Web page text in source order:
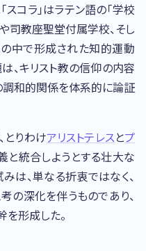
コラ」はラテン語の「学校
司教座聖堂付属学校、そし
中で形成された知的運動
、キリスト教の信仰の内容
調和的関係を体系的に論証
とりわけアリストテレスとプ
と統合しようとする壮大な
は、単なる折衷ではなく、
の深化を伴うものであり、
形成した。